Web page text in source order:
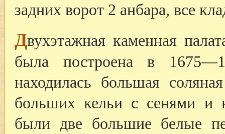
задних ворот 2 анбара, все
Двухэтажная каменная
была построена в
находилась большая
больших кельи с сенями и
были две большие белые